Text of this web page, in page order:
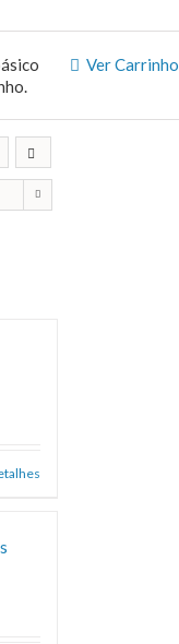
Ver Carrinho